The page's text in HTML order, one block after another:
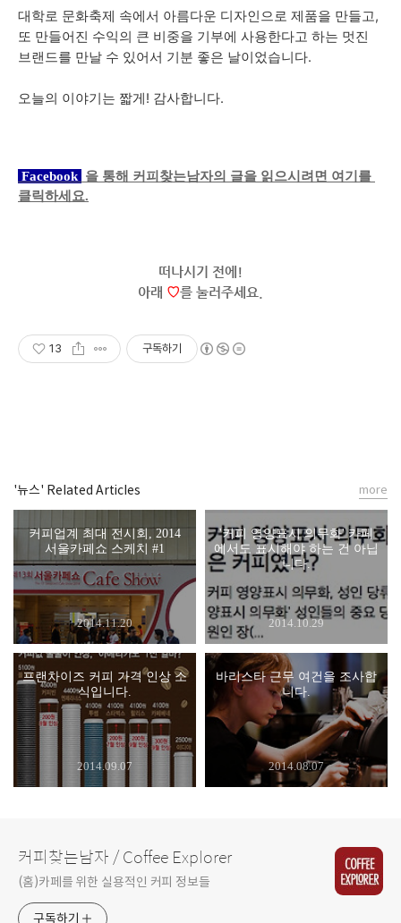
대학로 문화축제 속에서 아름다운 디자인으로 제품을 만들고,
또 만들어진 수익의 큰 비중을 기부에 사용한다고 하는 멋진
브랜드를 만날 수 있어서 기분 좋은 날이었습니다.
오늘의 이야기는 짧게! 감사합니다.
Facebook 을 통해 커피찾는남자의 글을 읽으시려면 여기를
클릭하세요.
떠나시기 전에 !
아래 ♡를 눌러주세요.
13 구독하기
'뉴스' Related Articles
커피업계 최대 전시회, 2014
서울카페쇼 스케치 #1
2014.11.20
'커피 영양표시 의무화' 카페
에서도 표시해야 하는 건 아닙
니다.
2014.10.29
프랜차이즈 커피 가격 인상 소
식입니다.
2014.09.07
바리스타 근무 여건을 조사합
니다.
2014.08.07
more
커피찾는남자 / Coffee Explorer
(홈)카페를 위한 실용적인 커피 정보들
구독하기